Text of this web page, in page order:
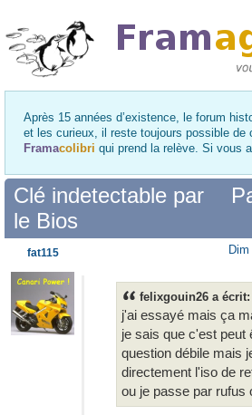
Après 15 années d’existence, le forum
et les curieux, il reste toujours possible de
Framacolibri qui prend la relève. Si vous
Clé indetectable par
le Bios
felixgouin26 a écrit:
j'ai essayé mais ça
je sais que c'est peut
question débile mais
directement l'iso de
ou je passe par rufus
fat115